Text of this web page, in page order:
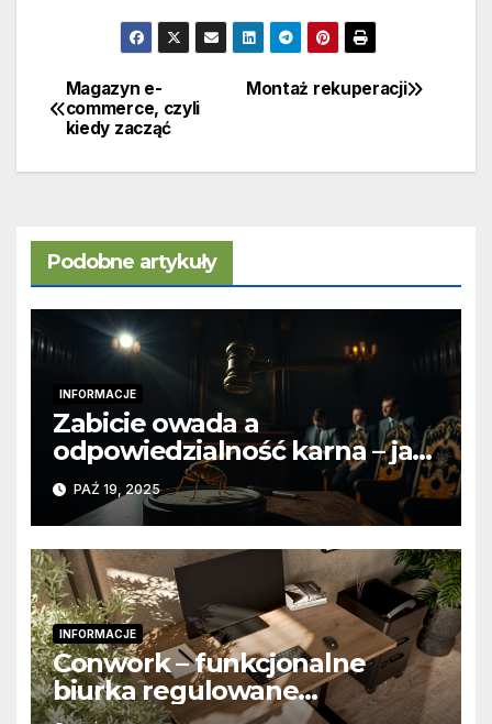
Nawigacja
wpisu
Montaż rekuperacji
Magazyn e-
commerce, czyli
kiedy zacząć
Podobne artykuły
INFORMACJE
Zabicie owada a
odpowiedzialność karna – jak
wygląda to w praktyce?
PAŹ 19, 2025
INFORMACJE
Conwork – funkcjonalne
biurka regulowane